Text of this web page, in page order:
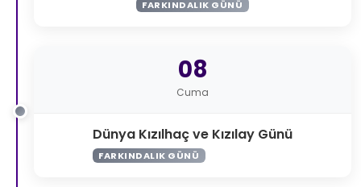
FARKINDALIK GÜNÜ
08
Cuma
Dünya Kızılhaç ve Kızılay Günü
FARKINDALIK GÜNÜ